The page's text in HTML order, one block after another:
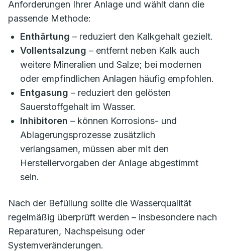
Anforderungen Ihrer Anlage und wählt dann die
passende Methode:
Enthärtung – reduziert den Kalkgehalt gezielt.
Vollentsalzung – entfernt neben Kalk auch
weitere Mineralien und Salze; bei modernen
oder empfindlichen Anlagen häufig empfohlen.
Entgasung – reduziert den gelösten
Sauerstoffgehalt im Wasser.
Inhibitoren – können Korrosions- und
Ablagerungsprozesse zusätzlich
verlangsamen, müssen aber mit den
Herstellervorgaben der Anlage abgestimmt
sein.
Nach der Befüllung sollte die Wasserqualität
regelmäßig überprüft werden – insbesondere nach
Reparaturen, Nachspeisung oder
Systemveränderungen.